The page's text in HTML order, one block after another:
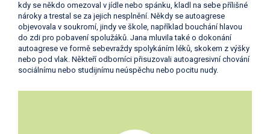
kdy se někdo omezoval v jídle nebo spánku, kladl na sebe přílišné
nároky a trestal se za jejich nesplnění. Někdy se autoagrese
objevovala v soukromí, jindy ve škole, například bouchání hlavou
do zdi pro pobavení spolužáků. Jana mluvila také o dokonání
autoagrese ve formě sebevraždy spolykáním léků, skokem z výšky
nebo pod vlak. Někteří odborníci přisuzovali autoagresivní chování
sociálnímu nebo studijnímu neúspěchu nebo pocitu nudy.